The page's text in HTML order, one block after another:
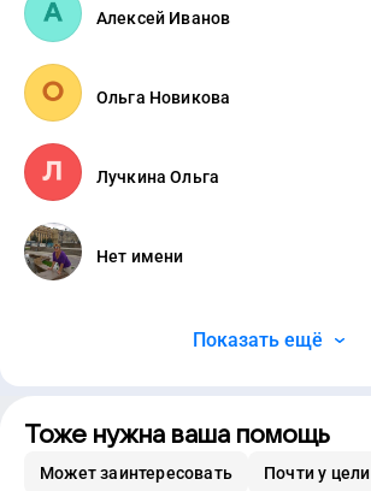
Алексей Иванов
Ольга Новикова
Лучкина Ольга
Нет имени
Показать ещё
Тоже нужна ваша помощь
Может заинтересовать Почти у цели